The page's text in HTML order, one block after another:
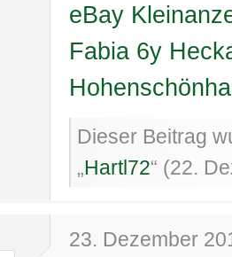
eBay
Fabia 6y
Dieser Beitrag
„Hartl72“ (22.
23. Dezember